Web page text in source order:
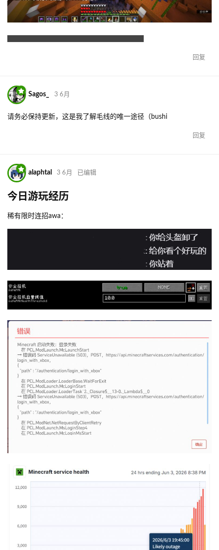
回复
Sagos_ 3 6月
请务必保持更新，这是我了解毛线的唯一途径（bushi
回复
alaphtal 3 6月 已编辑
今日游玩经历
稀有限时连招awa：